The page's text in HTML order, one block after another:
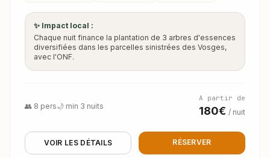
✨ Impact local :
Chaque nuit finance la plantation de 3 arbres d'essences
diversifiées dans les parcelles sinistrées des Vosges,
avec l'ONF.
👥 8 pers🌙 min 3 nuits
A partir de
180€ / nuit
VOIR LES DÉTAILS RÉSERVER